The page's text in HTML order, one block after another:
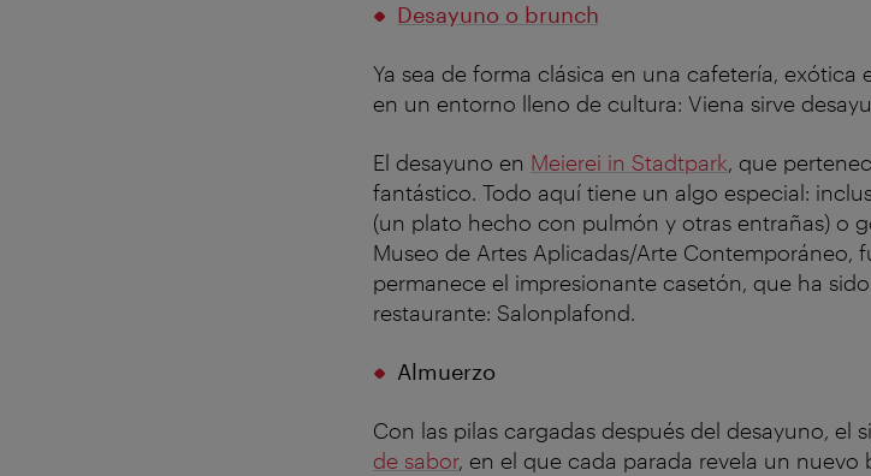
Desayuno o brunch
Ya sea de forma clásica en una cafetería,
en un entorno lleno de cultura: Viena sirve
El desayuno en Meierei in Stadtpark, que
fantástico. Todo aquí tiene un algo especial:
(un plato hecho con pulmón y otras entrañas) o
Museo de Artes Aplicadas/Arte Contemporáneo,
permanece el impresionante casetón, que ha
restaurante: Salonplafond.
Almuerzo
Con las pilas cargadas después del desayuno, el
de sabor, en el que cada parada revela un